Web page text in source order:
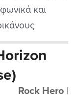
και
το ντεμπούτο
μέταλ με
είδη. Τα
Rock Hero|